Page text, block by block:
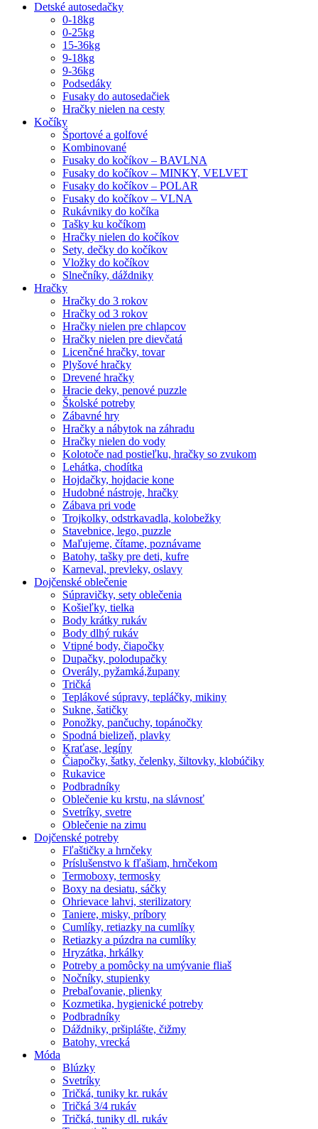
Detské autosedačky
0-18kg
0-25kg
15-36kg
9-18kg
9-36kg
Podsedáky
Fusaky do autosedačiek
Hračky nielen na cesty
Kočíky
Športové a golfové
Kombinované
Fusaky do kočíkov – BAVLNA
Fusaky do kočíkov – MINKY, VELVET
Fusaky do kočíkov – POLAR
Fusaky do kočíkov – VLNA
Rukávniky do kočíka
Tašky ku kočíkom
Hračky nielen do kočíkov
Sety, dečky do kočíkov
Vložky do kočíkov
Slnečníky, dáždniky
Hračky
Hračky do 3 rokov
Hračky od 3 rokov
Hračky nielen pre chlapcov
Hračky nielen pre dievčatá
Licenčné hračky, tovar
Plyšové hračky
Drevené hračky
Hracie deky, penové puzzle
Školské potreby
Zábavné hry
Hračky a nábytok na záhradu
Hračky nielen do vody
Kolotoče nad postieľku, hračky so zvukom
Lehátka, chodítka
Hojdačky, hojdacie kone
Hudobné nástroje, hračky
Zábava pri vode
Trojkolky, odstrkavadla, kolobežky
Stavebnice, lego, puzzle
Maľujeme, čítame, poznávame
Batohy, tašky pre deti, kufre
Karneval, prevleky, oslavy
Dojčenské oblečenie
Súpravičky, sety oblečenia
Košieľky, tielka
Body krátky rukáv
Body dlhý rukáv
Vtipné body, čiapočky
Dupačky, polodupačky
Overály, pyžamká,župany
Tričká
Teplákové súpravy, tepláčky, mikiny
Sukne, šatičky
Ponožky, pančuchy, topánočky
Spodná bielizeň, plavky
Kraťase, legíny
Čiapočky, šatky, čelenky, šiltovky, klobúčiky
Rukavice
Podbradníky
Oblečenie ku krstu, na slávnosť
Svetríky, svetre
Oblečenie na zimu
Dojčenské potreby
Fľaštičky a hrnčeky
Príslušenstvo k fľašiam, hrnčekom
Termoboxy, termosky
Boxy na desiatu, sáčky
Ohrievace lahvi, sterilizatory
Taniere, misky, príbory
Cumlíky, retiazky na cumlíky
Retiazky a púzdra na cumlíky
Hryzátka, hrkálky
Potreby a pomôcky na umývanie fliaš
Nočníky, stupienky
Prebaľovanie, plienky
Kozmetika, hygienické potreby
Podbradníky
Dáždniky, pršiplášte, čižmy
Batohy, vrecká
Móda
Blúzky
Svetríky
Tričká, tuniky kr. rukáv
Tričká 3/4 rukáv
Tričká, tuniky dl. rukáv